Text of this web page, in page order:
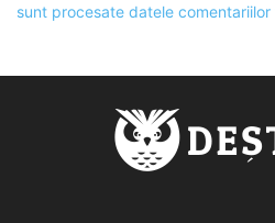
sunt procesate datele comentariilor